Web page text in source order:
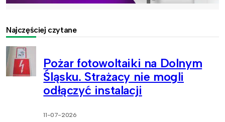
Najczęściej czytane
Pożar fotowoltaiki na Dolnym
Śląsku. Strażacy nie mogli
odłączyć instalacji
11-07-2026